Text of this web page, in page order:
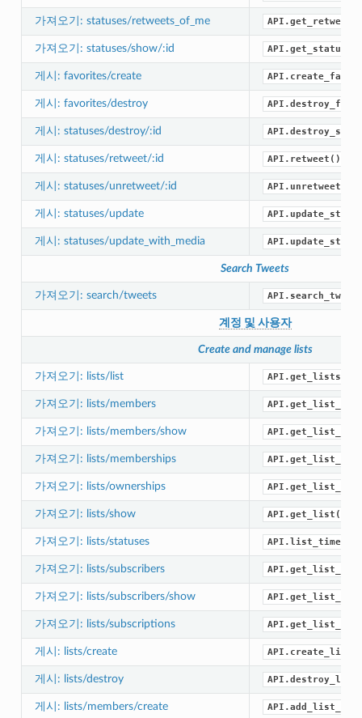
가져오기: statuses/retweets_of_me
가져오기: statuses/show/:id API.get_status()
게시: favorites/create
게시: favorites/destroy
게시: statuses/destroy/:id
게시: statuses/retweet/:id API.retweet()
게시: statuses/unretweet/:id API.unretweet()
게시: statuses/update
게시: statuses/update_with_media
Search Tweets
가져오기: search/tweets
계정 및 사용자
Create and manage lists
가져오기: lists/list API.get_lists()
가져오기: lists/members
가져오기: lists/members/show
가져오기: lists/memberships
가져오기: lists/ownerships
가져오기: lists/show API.get_list()
가져오기: lists/statuses
가져오기: lists/subscribers
가져오기: lists/subscribers/show
가져오기: lists/subscriptions
게시: lists/create
게시: lists/destroy
게시: lists/members/create